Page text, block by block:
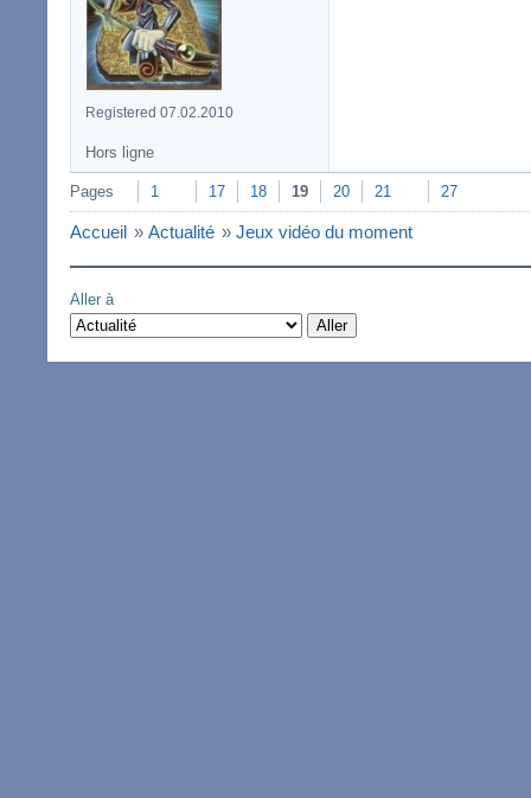
Registered 07.02.2010
Hors ligne
Pages 1 17 18 19 20 21 27
Accueil » Actualité » Jeux vidéo du moment
Aller à